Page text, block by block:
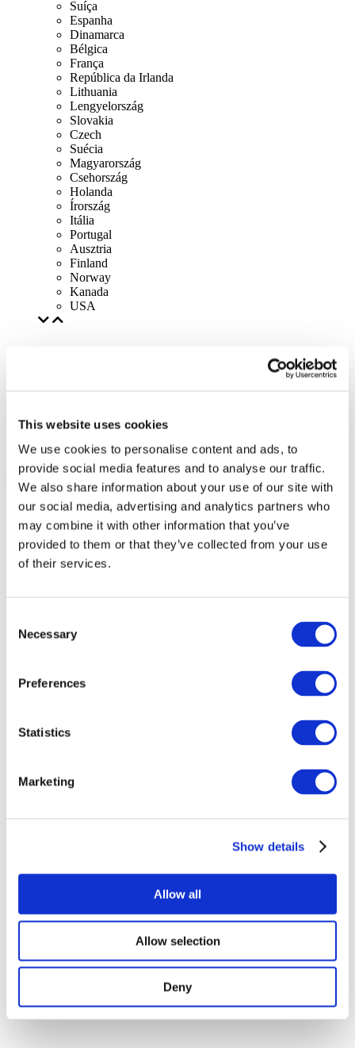
This website uses cookies
We use cookies to personalise content and ads, to
provide social media features and to analyse our traffic.
We also share information about your use of our site with
our social media, advertising and analytics partners who
may combine it with other information that you’ve
provided to them or that they’ve collected from your use
of their services.
Selection
Necessary
Preferences
Statistics
Marketing
Show details
Allow all
Allow selection
Deny
Suíça
Espanha
Dinamarca
Bélgica
França
República da Irlanda
Lithuania
Lengyelország
Slovakia
Czech
Suécia
Magyarország
Csehország
Holanda
Írország
Itália
Portugal
Ausztria
Finland
Norway
Kanada
USA
Összes
Concertos
Alkalmaz